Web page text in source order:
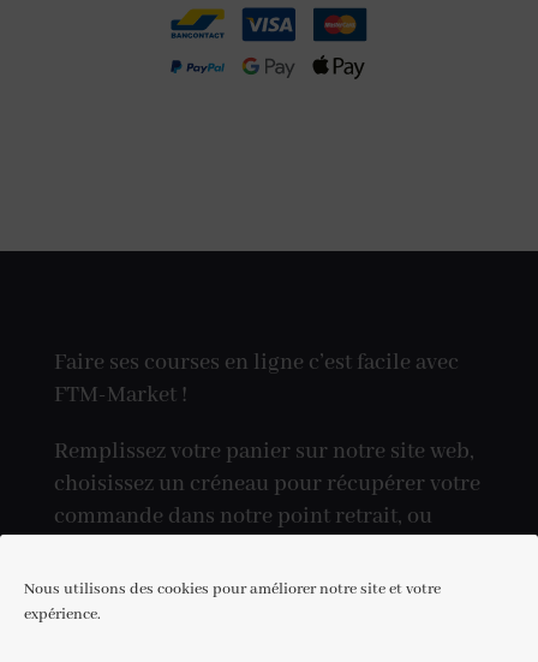
Nous utilisons des cookies pour améliorer notre site et votre
expérience.
Faire ses courses en ligne c’est facile avec
FTM-Market !
Remplissez votre panier sur notre site web,
choisissez un créneau pour récupérer votre
commande dans notre point retrait, ou
domicile.